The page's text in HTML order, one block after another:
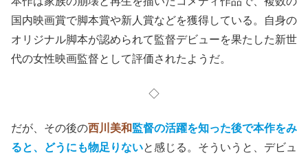
国内映画賞で脚本賞や新人賞などを獲得している。自身の
オリジナル脚本が認められて監督デビューを果たした新世
代の女性映画監督として評価されたようだ。
◇
だが、その後の西川美和監督の活躍を知った後で本作をみ
ると、どうにも物足りないと感じる。そういうと、デビュ